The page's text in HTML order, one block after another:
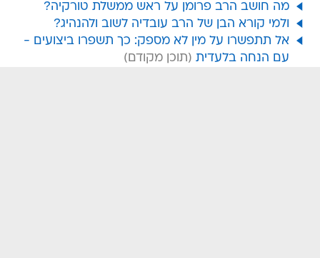
מה חושב הרב פרומן על ראש ממשלת טורקיה?
ולמי קורא הבן של הרב עובדיה לשוב ולהנהיג?
אל תתפשרו על מין לא מספק: כך תשפרו ביצועים -
עם הנחה בלעדית